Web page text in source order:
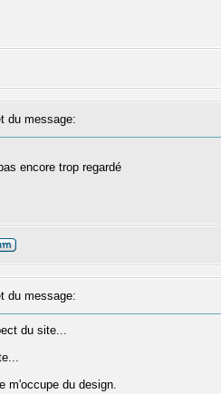
du message:
encore trop regardé
du message:
du site...
m'occupe du design.